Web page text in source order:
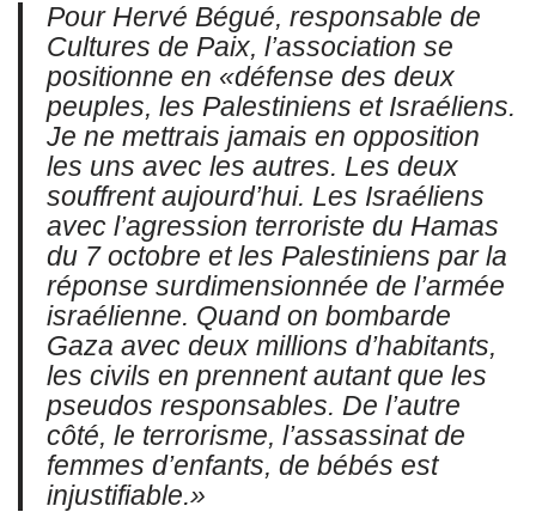
Pour Hervé Bégué, responsable de
Cultures de Paix, l’association se
positionne en «défense des deux
peuples, les Palestiniens et Israéliens.
Je ne mettrais jamais en opposition
les uns avec les autres. Les deux
souffrent aujourd’hui. Les Israéliens
avec l’agression terroriste du Hamas
du 7 octobre et les Palestiniens par la
réponse surdimensionnée de l’armée
israélienne. Quand on bombarde
Gaza avec deux millions d’habitants,
les civils en prennent autant que les
pseudos responsables. De l’autre
côté, le terrorisme, l’assassinat de
femmes d’enfants, de bébés est
injustifiable.»